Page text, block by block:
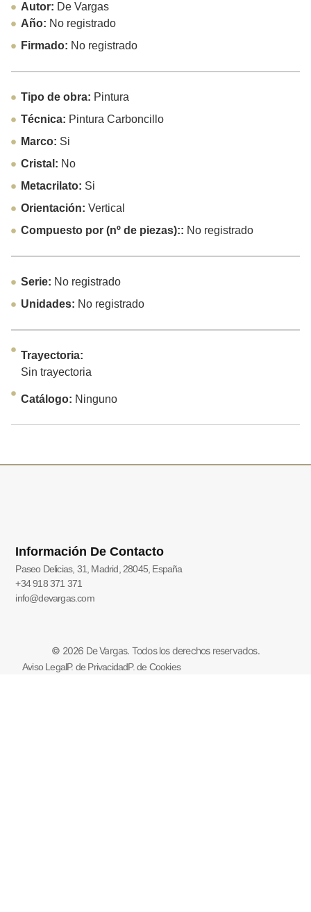
Autor: De Vargas
Año: No registrado
Firmado: No registrado
Tipo de obra: Pintura
Técnica: Pintura Carboncillo
Marco: Si
Cristal: No
Metacrilato: Si
Orientación: Vertical
Compuesto por (nº de piezas):: No registrado
Serie: No registrado
Unidades: No registrado
Trayectoria:
Sin trayectoria
Catálogo: Ninguno
Información De Contacto
Paseo Delicias, 31, Madrid, 28045, España
+34 918 371 371
info@devargas.com
© 2026 De Vargas. Todos los derechos reservados.
Aviso LegalP. de PrivacidadP. de Cookies